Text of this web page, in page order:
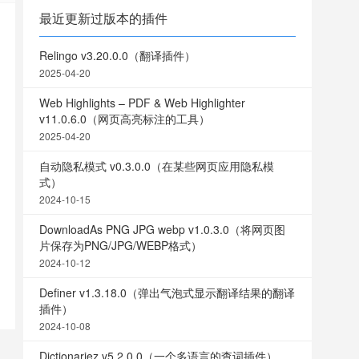
最近更新过版本的插件
Relingo v3.20.0.0（翻译插件）
2025-04-20
Web Highlights – PDF & Web Highlighter
v11.0.6.0（网页高亮标注的工具）
2025-04-20
自动隐私模式 v0.3.0.0（在某些网页应用隐私模
式）
2024-10-15
DownloadAs PNG JPG webp v1.0.3.0（将网页图
片保存为PNG/JPG/WEBP格式）
2024-10-12
Definer v1.3.18.0（弹出气泡式显示翻译结果的翻译
插件）
2024-10-08
Dictionariez v5.2.0.0（一个多语言的查词插件）